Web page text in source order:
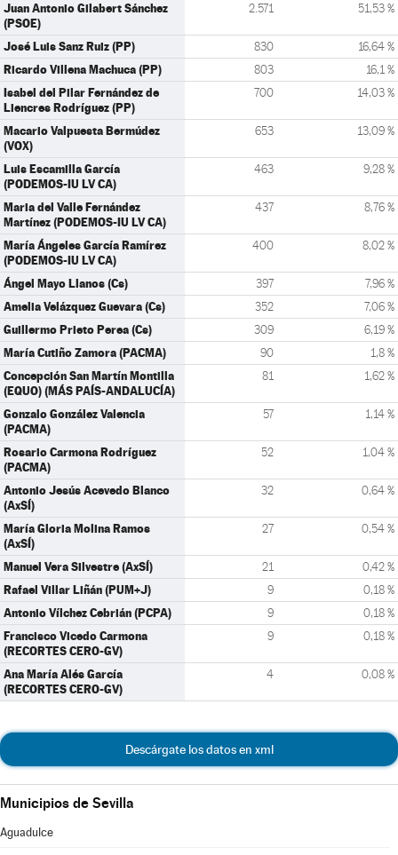
Juan Antonio Gilabert Sánchez
(PSOE)
2.571 51,53 %
José Luis Sanz Ruiz (PP) 830 16,64 %
Ricardo Villena Machuca (PP) 803 16,1 %
Isabel del Pilar Fernández de
Liencres Rodríguez (PP)
700 14,03 %
Macario Valpuesta Bermúdez
(VOX)
653 13,09 %
Luis Escamilla García
(PODEMOS-IU LV CA)
463 9,28 %
Maria del Valle Fernández
Martínez (PODEMOS-IU LV CA)
437 8,76 %
María Ángeles García Ramírez
(PODEMOS-IU LV CA)
400 8,02 %
Ángel Mayo Llanos (Cs) 397 7,96 %
Amelia Velázquez Guevara (Cs) 352 7,06 %
Guillermo Prieto Perea (Cs) 309 6,19 %
María Cutiño Zamora (PACMA) 90 1,8 %
Concepción San Martín Montilla
(EQUO) (MÁS PAÍS-ANDALUCÍA)
81 1,62 %
Gonzalo González Valencia
(PACMA)
57 1,14 %
Rosario Carmona Rodríguez
(PACMA)
52 1,04 %
Antonio Jesús Acevedo Blanco
(AxSÍ)
32 0,64 %
María Gloria Molina Ramos
(AxSÍ)
27 0,54 %
Manuel Vera Silvestre (AxSÍ) 21 0,42 %
Rafael Villar Liñán (PUM+J) 9 0,18 %
Antonio Vílchez Cebrián (PCPA) 9 0,18 %
Francisco Vicedo Carmona
(RECORTES CERO-GV)
9 0,18 %
Ana María Alés García
(RECORTES CERO-GV)
4 0,08 %
Descárgate los datos en xml
Municipios de Sevilla
Aguadulce